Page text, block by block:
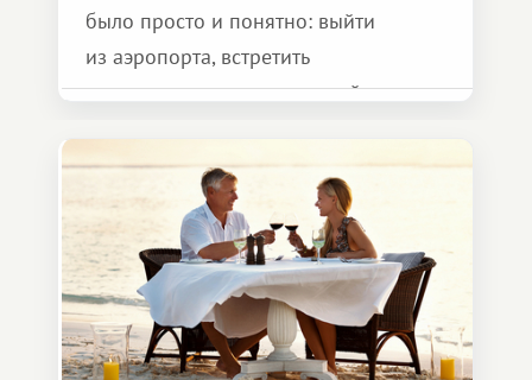
было просто и понятно: выйти
из аэропорта, встретить
представителя транспортной
и спокойно доехать до курорта.